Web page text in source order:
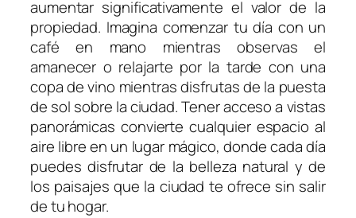
aumentar significativamente el valor de la
propiedad. Imagina comenzar tu día con un
café en mano mientras observas el
amanecer o relajarte por la tarde con una
copa de vino mientras disfrutas de la puesta
de sol sobre la ciudad. Tener acceso a vistas
panorámicas convierte cualquier espacio al
aire libre en un lugar mágico, donde cada día
puedes disfrutar de la belleza natural y de
los paisajes que la ciudad te ofrece sin salir
de tu hogar.